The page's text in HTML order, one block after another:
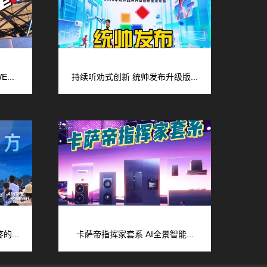
持续听劝式创新 统帅发布升级版...
的... 卡萨帝指挥家套系 AI全景智能...